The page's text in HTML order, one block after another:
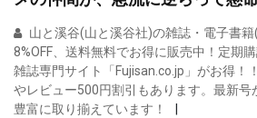
山と溪谷(山と溪谷社)の雑誌・電子書
8%OFF、送料無料でお得に販売中！定期
雑誌専門サイト「Fujisan.co.jp」がお得！
やレビュー500円割引もあります。最新号
豊富に取り揃えています！